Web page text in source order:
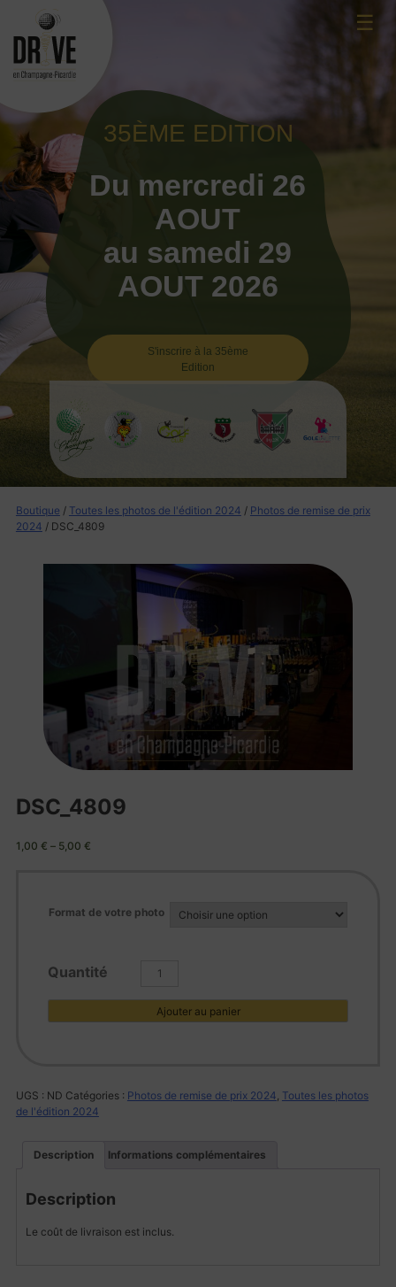
content
☰
35ÈME EDITION
Du mercredi 26
AOUT
au samedi 29
AOUT 2026
S'inscrire à la 35ème
Edition
Boutique / Toutes les photos de l'édition 2024 / Photos de remise de prix
2024 / DSC_4809
DSC_4809
1,00 € – 5,00 €
Format de votre photo
quantité
DSC_4809
Ajouter au panier
UGS : ND Catégories : Photos de remise de prix 2024 Toutes les photos
de l'édition 2024
Description Informations complémentaires
Description
Le coût de livraison est inclus.